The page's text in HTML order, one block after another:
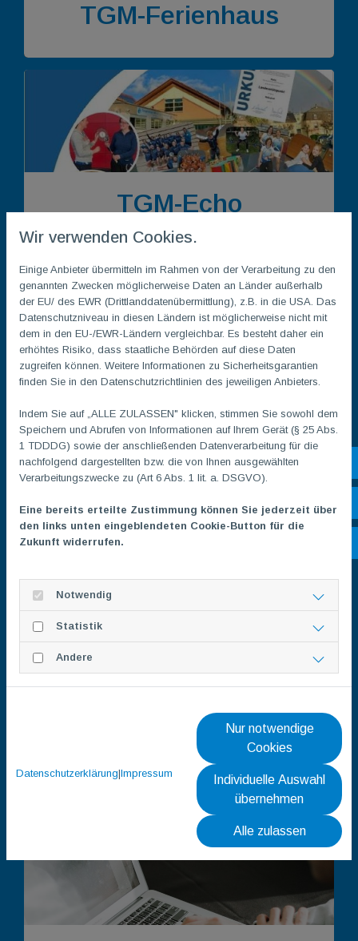
TGM-Ferienhaus
TGM-Echo
Mitglieder
Förderverein
Außersportliches
Wir verwenden Cookies.
Einige Anbieter übermitteln im Rahmen von der Verarbeitung zu den
genannten Zwecken möglicherweise Daten an Länder außerhalb
der EU/ des EWR (Drittlanddatenübermittlung), z.B. in die USA. Das
Datenschutzniveau in diesen Ländern ist möglicherweise nicht mit
dem in den EU-/EWR-Ländern vergleichbar. Es besteht daher ein
erhöhtes Risiko, dass staatliche Behörden auf diese Daten
zugreifen können. Weitere Informationen zu Sicherheitsgarantien
finden Sie in den Datenschutzrichtlinien des jeweiligen Anbieters.
Indem Sie auf „ALLE ZULASSEN" klicken, stimmen Sie sowohl dem
Speichern und Abrufen von Informationen auf Ihrem Gerät (§ 25 Abs.
1 TDDDG) sowie der anschließenden Datenverarbeitung für die
nachfolgend dargestellten bzw. die von Ihnen ausgewählten
Verarbeitungszwecke zu (Art 6 Abs. 1 lit. a. DSGVO).
Eine bereits erteilte Zustimmung können Sie jederzeit über
den links unten eingeblendeten Cookie-Button für die
Zukunft widerrufen.
Notwendig
Statistik
Andere
Datenschutzerklärung|Impressum
Nur notwendige
Cookies
Individuelle Auswahl
übernehmen
Alle zulassen